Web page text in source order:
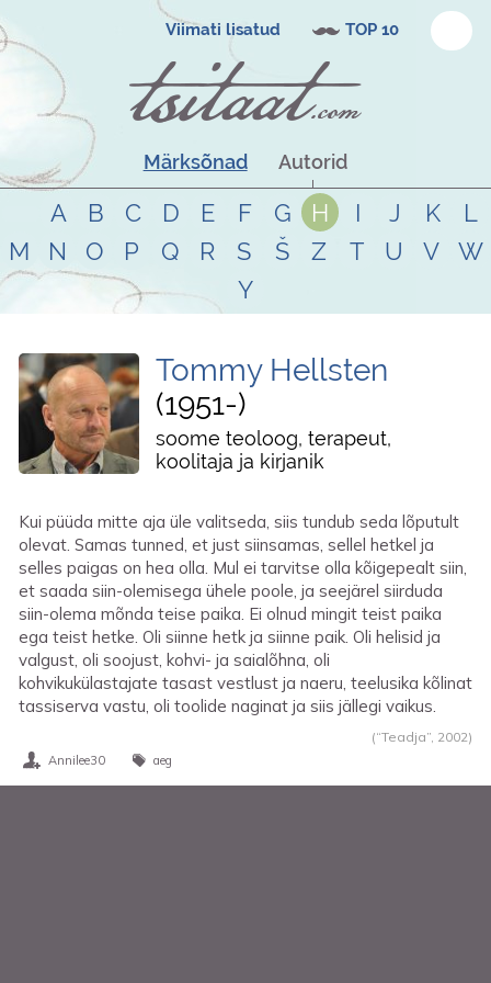
Viimati lisatud TOP 10
Märksõnad Autorid
A B C D E F G H I J K
L
M
N O P Q R S Š Z T U V
W
Y
Tommy Hellsten
1951-
soome teoloog, terapeut,
koolitaja ja kirjanik
Kui püüda mitte aja üle valitseda, siis tundub seda lõputult
olevat. Samas tunned, et just siinsamas, sellel hetkel ja
selles paigas on hea olla. Mul ei tarvitse olla kõigepealt siin,
et saada siin-olemisega ühele poole, ja seejärel siirduda
siin-olema mõnda teise paika. Ei olnud mingit teist paika
ega teist hetke. Oli siinne hetk ja siinne paik. Oli helisid ja
valgust, oli soojust, kohvi- ja saialõhna, oli
kohvikukülastajate tasast vestlust ja naeru, teelusika kõlinat
tassiserva vastu, oli toolide naginat ja siis jällegi vaikus.
(“Teadja”, 2002)
Annilee30 aeg